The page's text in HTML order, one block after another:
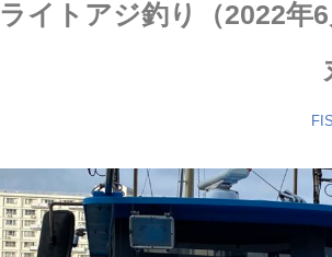
ライトアジ釣り（2022年